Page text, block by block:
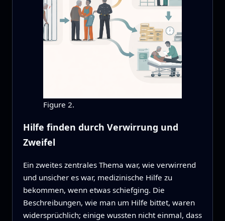
Figure 2.
Hilfe finden durch Verwirrung und
Zweifel
Ein zweites zentrales Thema war, wie verwirrend
und unsicher es war, medizinische Hilfe zu
bekommen, wenn etwas schiefging. Die
Beschreibungen, wie man um Hilfe bittet, waren
widersprüchlich; einige wussten nicht einmal, dass